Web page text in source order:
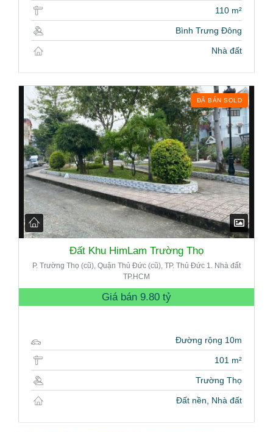
110 m²
Bình Trưng Đông
Nhà đất
ĐÃ BÁN SOLD
Đất Khu HimLam Trường Thọ
P. Trường Thọ (cũ), Quận Thủ Đức (cũ), TP. Thủ Đức 1. Nhà đất
TP.HCM
Giá bán 9.80 tỷ
Đường rộng 10m
101 m²
Trường Thọ
Đất nền, Nhà đất